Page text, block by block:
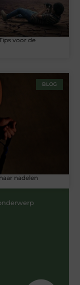
voor de
BLOG
nadelen